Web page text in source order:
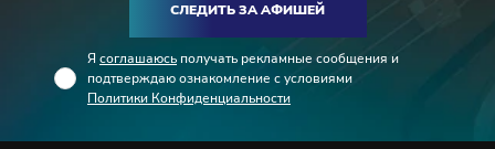
СЛЕДИТЬ ЗА АФИШЕЙ
Я соглашаюсь получать рекламные сообщения и
подтверждаю ознакомление с условиями
Политики Конфиденциальности